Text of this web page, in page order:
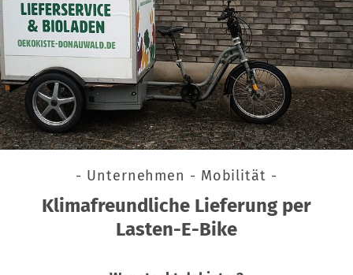
- Unternehmen - Mobilität -
Klimafreundliche Lieferung per
Lasten-E-Bike